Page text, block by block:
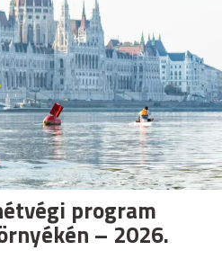
program
– 2026.